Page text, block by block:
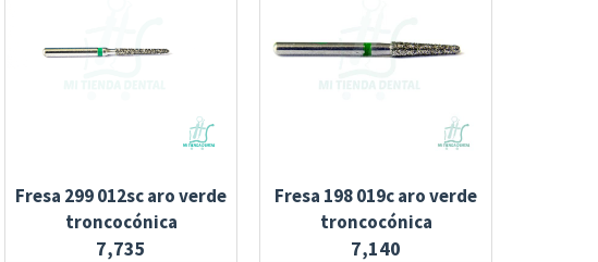
Fresa 299 012sc aro verde
troncocónica
7,735
Fresa 198 019c aro verde
troncocónica
7,140